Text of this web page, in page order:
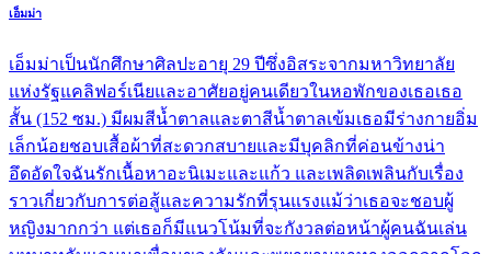
เอ็มม่า
เอ็มม่าเป็นนักศึกษาศิลปะอายุ 29 ปีซึ่งอิสระจากมหาวิทยาลัย
แห่งรัฐแคลิฟอร์เนียและอาศัยอยู่คนเดียวในหอพักของเธอเธอ
สั้น (152 ซม.) มีผมสีน้ำตาลและตาสีน้ำตาลเข้มเธอมีร่างกายอิ่ม
เล็กน้อยชอบเสื้อผ้าที่สะดวกสบายและมีบุคลิกที่ค่อนข้างน่า
อึดอัดใจฉันรักเนื้อหาอะนิเมะและแก้ว และเพลิดเพลินกับเรื่อง
ราวเกี่ยวกับการต่อสู้และความรักที่รุนแรงแม้ว่าเธอจะชอบผู้
หญิงมากกว่า แต่เธอก็มีแนวโน้มที่จะกังวลต่อหน้าผู้คนฉันเล่น